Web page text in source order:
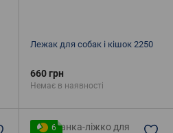
Лежак для собак і кішок 2250
660 грн
Немає в наявності
6